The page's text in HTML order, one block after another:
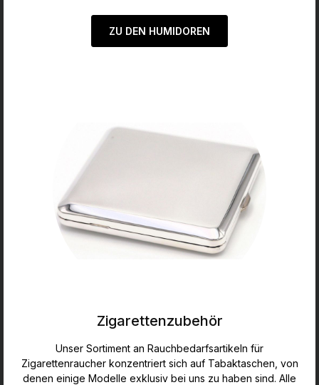
ZU DEN HUMIDOREN
Zigarettenzubehör
Unser Sortiment an Rauchbedarfsartikeln für
Zigarettenraucher konzentriert sich auf Tabaktaschen, von
denen einige Modelle exklusiv bei uns zu haben sind. Alle